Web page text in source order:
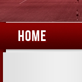
HOME